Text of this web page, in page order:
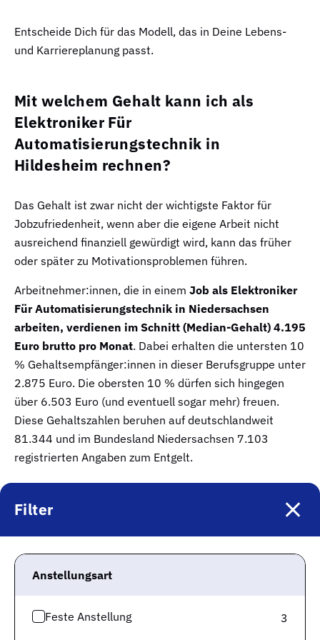
Filter
Anstellungsart
Feste Anstellung 3
Entscheide Dich für das Modell, das in Deine Lebens-
und Karriereplanung passt.
Mit welchem Gehalt kann ich als
Elektroniker Für
Automatisierungstechnik in
Hildesheim rechnen?
Das Gehalt ist zwar nicht der wichtigste Faktor für
Jobzufriedenheit, wenn aber die eigene Arbeit nicht
ausreichend finanziell gewürdigt wird, kann das früher
oder später zu Motivationsproblemen führen.
Arbeitnehmer:innen, die in einem Job als Elektroniker
Für Automatisierungstechnik in Niedersachsen
arbeiten, verdienen im Schnitt (Median-Gehalt) 4.195
Euro brutto pro Monat. Dabei erhalten die untersten 10
% Gehaltsempfänger:innen in dieser Berufsgruppe unter
2.875 Euro. Die obersten 10 % dürfen sich hingegen
über 6.503 Euro (und eventuell sogar mehr) freuen.
Diese Gehaltszahlen beruhen auf deutschlandweit
81.344 und im Bundesland Niedersachsen 7.103
registrierten Angaben zum Entgelt.